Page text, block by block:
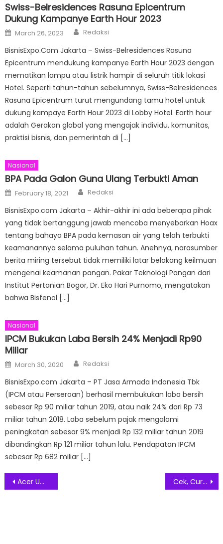
Swiss-Belresidences Rasuna Epicentrum
Dukung Kampanye Earth Hour 2023
Posted
on
March 26, 2023 Author
Redaksi
BisnisExpo.Com Jakarta – Swiss-Belresidences Rasuna
Epicentrum mendukung kampanye Earth Hour 2023 dengan
mematikan lampu atau listrik hampir di seluruh titik lokasi
Hotel. Seperti tahun-tahun sebelumnya, Swiss-Belresidences
Rasuna Epicentrum turut mengundang tamu hotel untuk
dukung kampaye Earth Hour 2023 di Lobby Hotel. Earth hour
adalah Gerakan global yang mengajak individu, komunitas,
praktisi bisnis, dan pemerintah di […]
Nasional
BPA Pada Galon Guna Ulang Terbukti Aman
Posted
on
February 18, 2021 Author
Redaksi
BisnisExpo.com Jakarta – Akhir-akhir ini ada beberapa pihak
yang tidak bertanggung jawab mencoba menyebarkan Hoax
tentang bahaya BPA pada kemasan air yang telah terbukti
keamanannya selama puluhan tahun. Anehnya, narasumber
berita miring tersebut tidak memiliki latar belakang keilmuan
mengenai keamanan pangan. Pakar Teknologi Pangan dari
Institut Pertanian Bogor, Dr. Eko Hari Purnomo, mengatakan
bahwa Bisfenol […]
Nasional
IPCM Bukukan Laba Bersih 24% Menjadi Rp90
Miliar
Posted
on
March 30, 2020 Author
Redaksi
BisnisExpo.com Jakarta – PT Jasa Armada Indonesia Tbk
(IPCM atau Perseroan) berhasil membukukan laba bersih
sebesar Rp 90 miliar tahun 2019, atau naik 24% dari Rp 73
miliar tahun 2018. Laba sebelum pajak mengalami
peningkatan sebesar 9% menjadi Rp 132 miliar tahun 2019
dibandingkan Rp 121 miliar tahun lalu. Pendapatan IPCM
sebesar Rp 682 miliar […]
Post
Acer Umumkan Empat Tim Esports Terbaik Indonesia yang Siap Berlaga di Grand Final APAC Predator League 2026 di India Cek, Curiga, dan Cancel, Ajakan J&T Express agar Terhindar dari Penipuan Online